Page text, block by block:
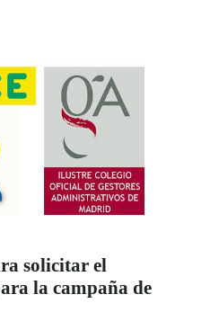
solicitar el
la campaña de